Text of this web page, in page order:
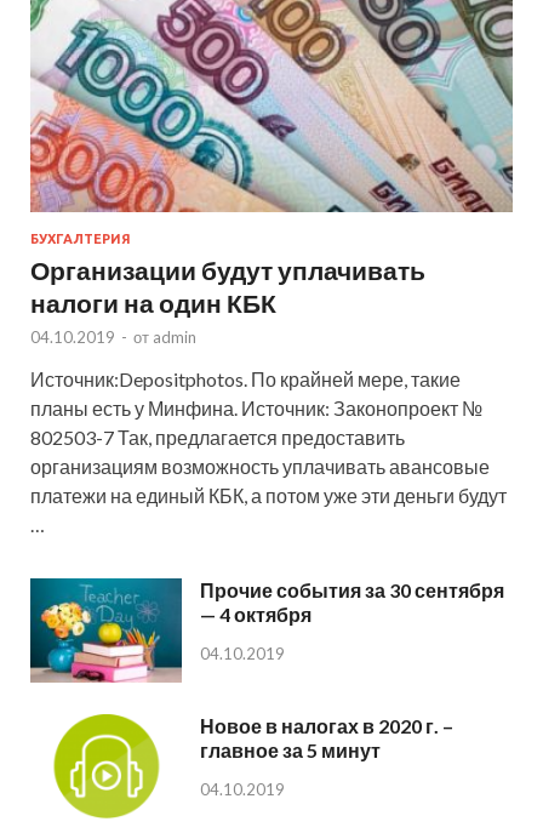
БУХГАЛТЕРИЯ
Организации будут уплачивать
налоги на один КБК
04.10.2019 - от admin
Источник:Depositphotos. По крайней мере, такие
планы есть у Минфина. Источник: Законопроект №
802503-7 Так, предлагается предоставить
организациям возможность уплачивать авансовые
платежи на единый КБК, а потом уже эти деньги будут
…
Прочие события за 30 сентября
— 4 октября
04.10.2019
Новое в налогах в 2020 г. –
главное за 5 минут
04.10.2019